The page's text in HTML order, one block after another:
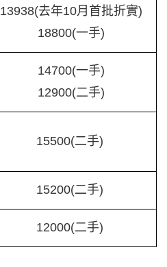
13938(去年10月首批折實)
18800(一手)
14700(一手)
12900(二手)
15500(二手)
15200(二手)
12000(二手)